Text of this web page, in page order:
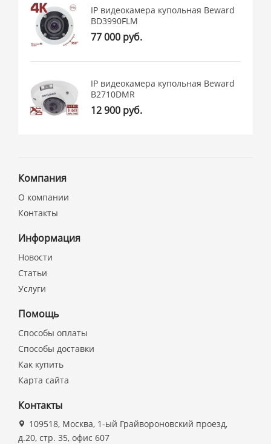
IP видеокамера купольная Beward
BD3990FLM
77 000 руб.
IP видеокамера купольная Beward
B2710DMR
12 900 руб.
Компания
О компании
Контакты
Информация
Новости
Статьи
Услуги
Помощь
Способы оплаты
Способы доставки
Как купить
Карта сайта
Контакты
109518, Москва, 1-ый Грайвороновский проезд,
д.20, стр. 35, офис 607